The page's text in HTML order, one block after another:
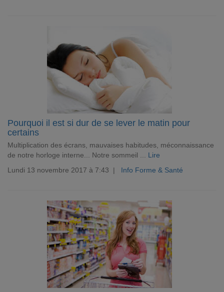
Pourquoi il est si dur de se lever le matin pour
certains
Multiplication des écrans, mauvaises habitudes, méconnaissance
de notre horloge interne... Notre sommeil ... Lire
Lundi 13 novembre 2017 à 7:43 | Info Forme & Santé